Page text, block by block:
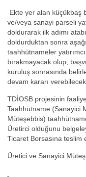
Ekte yer alan küçükbaş
ve/veya sanayi parseli
doldurarak ilk adımı
doldurduktan sonra
taahhütnameler
bırakmayacak olup,
kuruluş sonrasında
devam kararı
TDİOSB projesinin
Taahhütname (Sanayici
Müteşebbis)
Üretirci olduğunu
Ticaret Borsasına teslim
Üretici ve Sanayici